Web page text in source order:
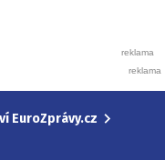
EuroZprávy.cz